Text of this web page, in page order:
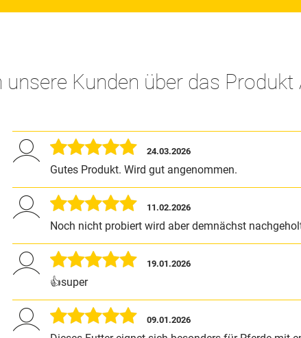
unsere Kunden über das Produkt
24.03.2026
Gutes Produkt. Wird gut angenommen.
11.02.2026
Noch nicht probiert wird aber demnächst
19.01.2026
👍super
09.01.2026